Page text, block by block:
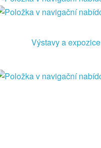
Výstavy a expozice